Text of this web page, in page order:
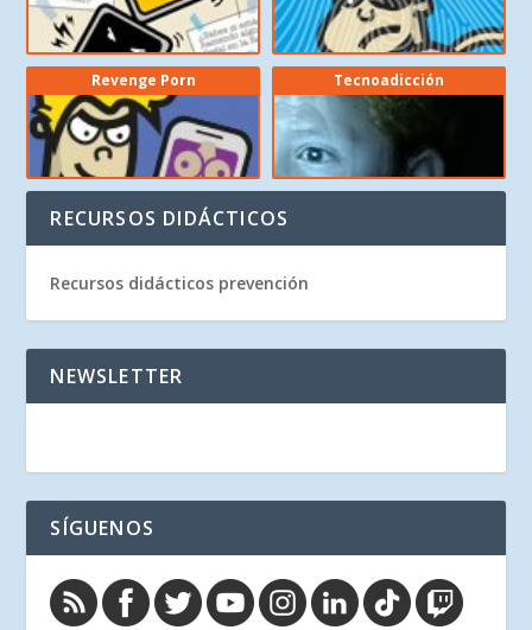
Revenge Porn Tecnoadicción
RECURSOS DIDÁCTICOS
Recursos didácticos prevención
NEWSLETTER
SÍGUENOS